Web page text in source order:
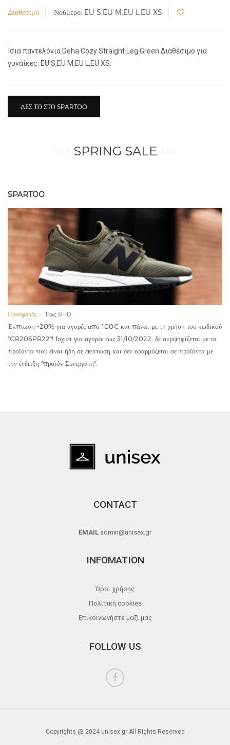
Διαθέσιμο Νούμερο: EU S,EU M,EU L,EU XS
Ίσια παντελόνια Deha Cozy Straight Leg Green Διαθέσιμο για
γυναίκες. EU S,EU M,EU L,EU XS.
ΔΕΣ ΤΟ ΣΤΟ SPARTOO
SPRING SALE
SPARTOO
Προσφορές Έως 31-10
Έκπτωση -20% για αγορές από 100€ και πάνω, με τη χρήση του κωδικού
"GR20SPR22"! Ισχύει για αγορές έως 31/10/2022, δε συμψηφίζεται με τα
προϊόντα που είναι ήδη σε έκπτωση και δεν εφαρμόζεται σε προϊόντα με
την ένδειξη "προϊόν Συνεργάτη".
CONTACT
EMAIL admin@unisex.gr
INFOMATION
Όροι χρήσης
Πολιτική cookies
Επικοινωνήστε μαζί μας
FOLLOW US
Copyrights @ 2024 unisex.gr All Rights Reserved